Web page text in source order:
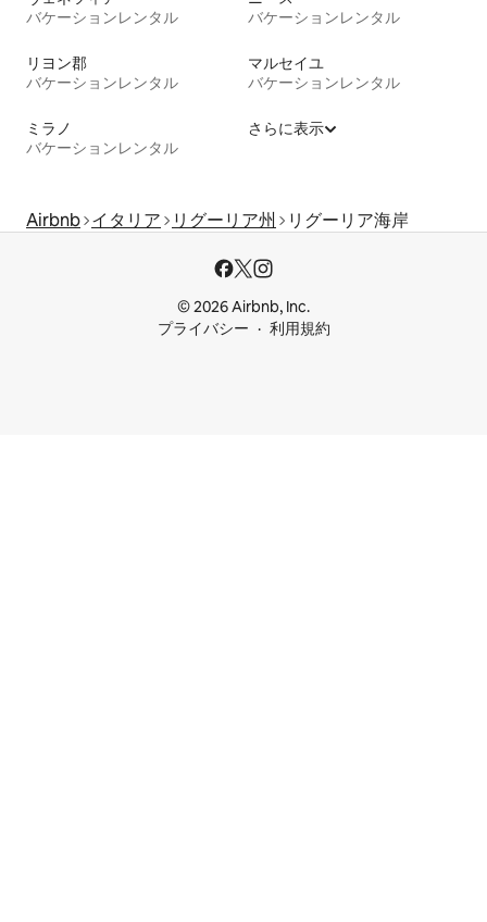
バケーションレンタル
バケーションレンタル
リヨン郡
バケーションレンタル
マルセイユ
バケーションレンタル
ミラノ
バケーションレンタル
さらに表示
Airbnb イタリア リグーリア州 リグーリア海岸
© 2026 Airbnb, Inc.
プライバシー
利用規約